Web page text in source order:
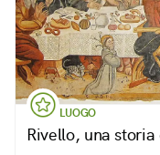
LUOGO
Rivello, una